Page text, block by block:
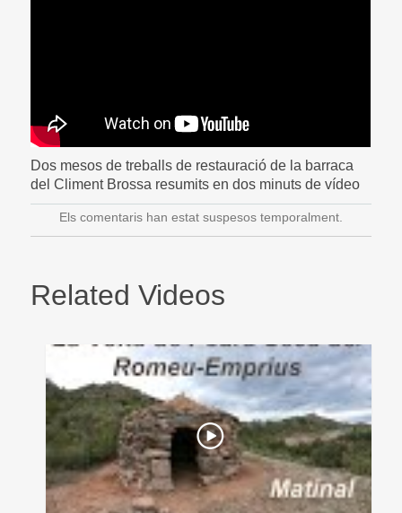
Dos mesos de treballs de restauració de la barraca
del Climent Brossa resumits en dos minuts de vídeo
Els comentaris han estat suspesos temporalment.
Related Videos